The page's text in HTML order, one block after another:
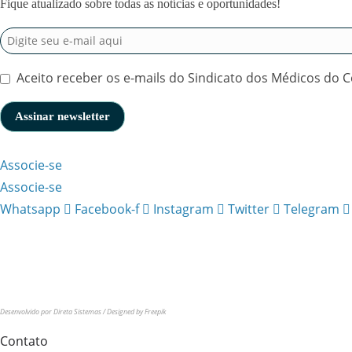
Fique atualizado sobre todas as notícias e oportunidades!
Aceito receber os e-mails do Sindicato dos Médicos do
Associe-se
Associe-se
Whatsapp
Facebook-f Instagram Twitter Telegram
Desenvolvido por Direta Sistemas /Designed by Freepik
Contato